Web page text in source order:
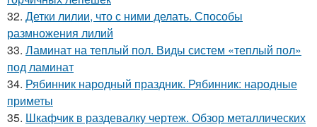
32. Детки лилии, что с ними делать. Способы
размножения лилий
33. Ламинат на теплый пол. Виды систем «теплый пол»
под ламинат
34. Рябинник народный праздник. Рябинник: народные
приметы
35. Шкафчик в раздевалку чертеж. Обзор металлических